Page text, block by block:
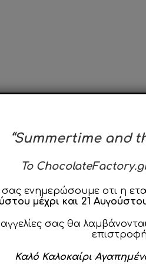
χαρακτηρίζονται από την
Σοκολάτα απο 100% αγνό
προσφέρουν σε εσάς και τους
τη φινέτσα τους. Η σειρά
“Summertime and
To
ενημερώσουμε οτι η
μέχρι και 21
σας θα
Καλό Καλοκαίρι